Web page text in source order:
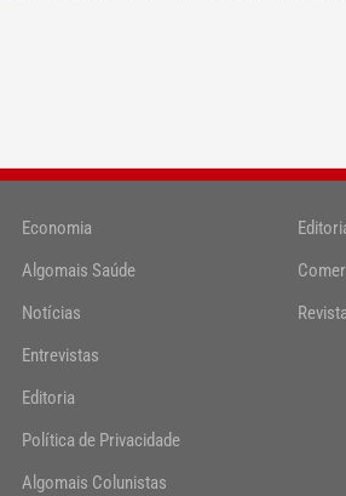
Economia
Algomais Saúde
Notícias
Entrevistas
Editoria
Política de Privacidade
Algomais Colunistas